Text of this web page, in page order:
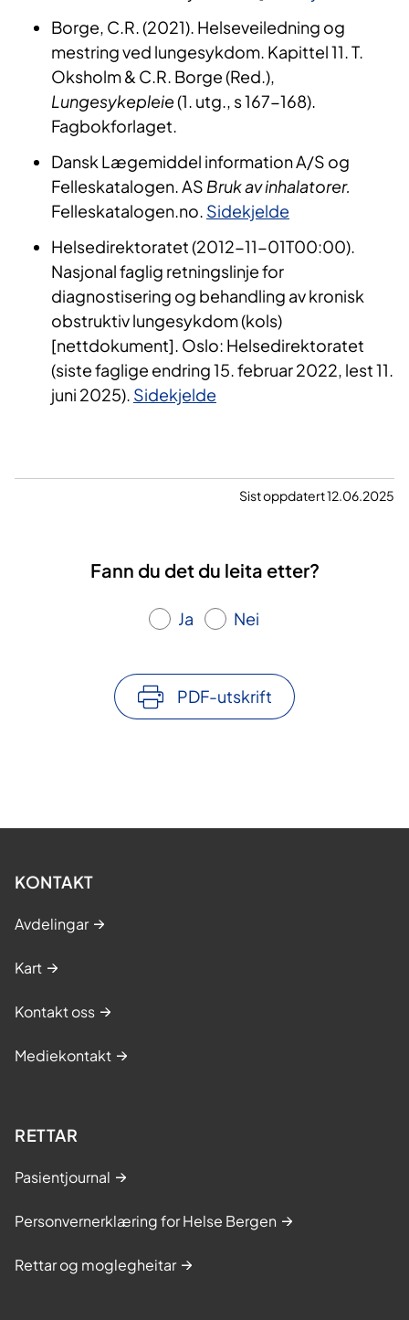
Borge, C.R. (2021). Helseveiledning og
mestring ved lungesykdom. Kapittel 11. T.
Oksholm & C.R. Borge (Red.),
Lungesykepleie(1. utg., s 167-168).
Fagbokforlaget.
Dansk Lægemiddel information A/S og
Felleskatalogen. AS Bruk av inhalatorer.
Felleskatalogen.no. Sidekjelde
Helsedirektoratet (2012-11-01T00:00).
Nasjonal faglig retningslinje for
diagnostisering og behandling av kronisk
obstruktiv lungesykdom (kols)
[nettdokument]. Oslo: Helsedirektoratet
(siste faglige endring 15. februar 2022, lest 11.
juni 2025). Sidekjelde
Sist oppdatert 12.06.2025
Fann du det du leita etter?
Ja Nei
PDF-utskrift
KONTAKT
Avdelingar
Kart
Kontakt oss
Mediekontakt
RETTAR
Pasientjournal
Personvernerklæring for Helse Bergen
Rettar og moglegheitar